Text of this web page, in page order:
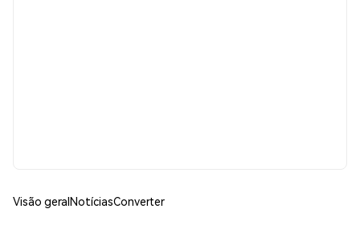
Visão geralNotíciasConverter